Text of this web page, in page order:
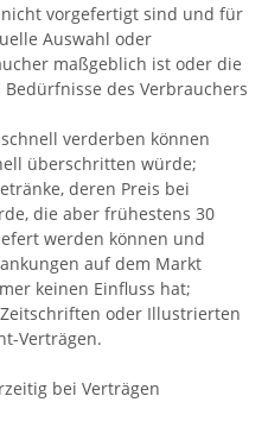
vorgefertigt sind und für
Auswahl oder
maßgeblich ist oder die
des Verbrauchers
verderben können
überschritten würde;
deren Preis bei
die aber frühestens 30
werden können und
auf dem Markt
keinen Einfluss hat;
oder Illustrierten
Verträgen.
bei Verträgen